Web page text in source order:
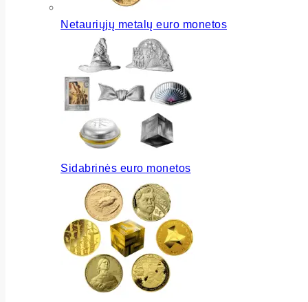
Netauriųjų metalų euro monetos
Sidabrinės euro monetos